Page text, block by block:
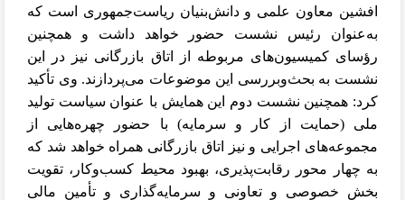
افشین معاون علمی و دانش‌بنیان ریاست‌جمهوری است که
به‌عنوان رئیس نشست حضور خواهد داشت و همچنین
رؤسای کمیسیون‌های مربوطه از اتاق بازرگانی نیز در این
نشست به بحث‌وبررسی این موضوعات می‌پردازند. وی تأکید
کرد: همچنین نشست دوم این همایش با عنوان سیاست تولید
ملی (حمایت از کار و سرمایه) با حضور چهره‌هایی از
مجموعه‌های اجرایی و نیز اتاق بازرگانی همراه خواهد شد که
به چهار محور رقابت‌پذیری، بهبود محیط کسب‌وکار، تقویت
بخش خصوصی و تعاونی و سرمایه‌گذاری و تأمین مالی